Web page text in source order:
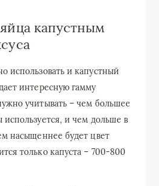
капустным
использовать и капустный
интересную гамму
учитывать – чем большее
используется, и чем дольше в
насыщеннее будет цвет
только капуста – 700-800